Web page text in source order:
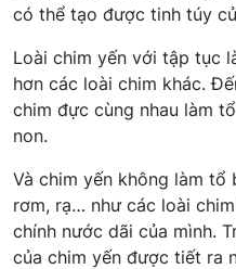
có thể tạo được tinh túy
Loài chim yến với tập tục
hơn các loài chim khác.
chim đực cùng nhau làm
non.
Và chim yến không làm tổ
rơm, rạ… như các loài
chính nước dãi của mình.
của chim yến được tiết ra